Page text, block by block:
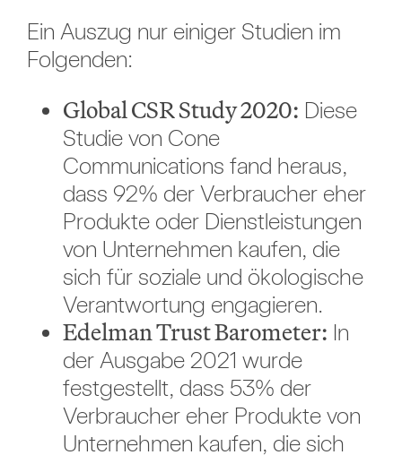
Ein Auszug nur einiger Studien im
Folgenden:
Global CSR Study 2020: Diese
Studie von Cone
Communications fand heraus,
dass 92% der Verbraucher eher
Produkte oder Dienstleistungen
von Unternehmen kaufen, die
sich für soziale und ökologische
Verantwortung engagieren.
Edelman Trust Barometer: In
der Ausgabe 2021 wurde
festgestellt, dass 53% der
Verbraucher eher Produkte von
Unternehmen kaufen, die sich